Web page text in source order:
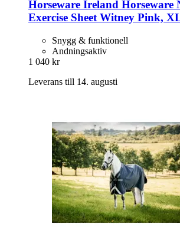
Horseware Ireland Horseware
Exercise Sheet Witney Pink,
Snygg & funktionell
Andningsaktiv
1 040 kr
Leverans till 14. augusti